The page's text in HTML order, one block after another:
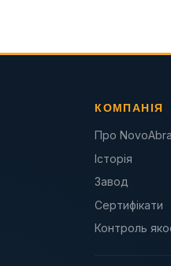
КОМПАНІЯ
Про
Історія
Завод
Сертифікати
Контроль